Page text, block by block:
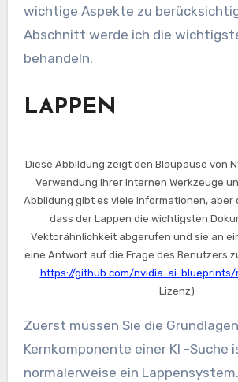
wichtige Aspekte zu
Abschnitt werde ich die
behandeln.
LAPPEN
Diese Abbildung zeigt den Blaupause von
Verwendung ihrer internen Werkzeuge
Abbildung gibt es viele Informationen, aber
dass der Lappen die wichtigsten
Vektorähnlichkeit abgerufen und sie an
eine Antwort auf die Frage des Benutzers
https://github.com/nvidia-ai-blueprints/
Lizenz)
Zuerst müssen Sie die
Kernkomponente einer KI -Suche
normalerweise ein